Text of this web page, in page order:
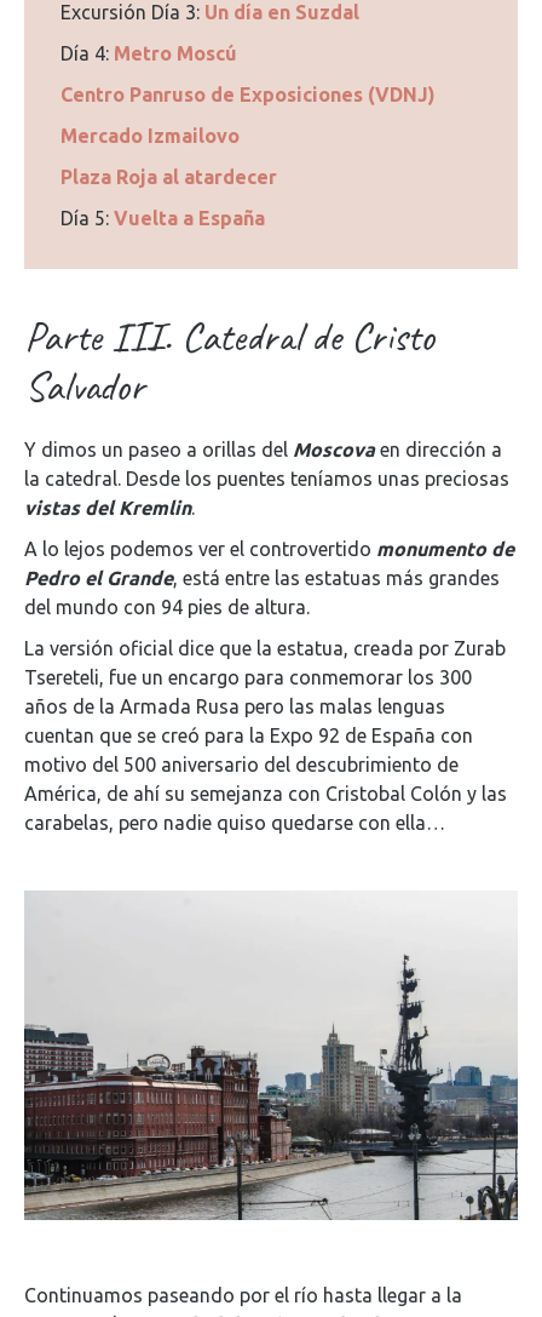
Excursión Día 3: Un día en Suzdal
Día 4: Metro Moscú
Centro Panruso de Exposiciones (VDNJ)
Mercado Izmailovo
Plaza Roja al atardecer
Día 5: Vuelta a España
Parte III. Catedral de Cristo
Salvador
Y dimos un paseo a orillas del Moscovaen dirección a
la catedral. Desde los puentes teníamos unas preciosas
vistas del Kremlin.
A lo lejos podemos ver el controvertido monumento de
Pedro el Grande, está entre las estatuas más grandes
del mundo con 94 pies de altura.
La versión oficial dice que la estatua, creada por Zurab
Tsereteli, fue un encargo para conmemorar los 300
años de la Armada Rusa pero las malas lenguas
cuentan que se creó para la Expo 92 de España con
motivo del 500 aniversario del descubrimiento de
América, de ahí su semejanza con Cristobal Colón y las
carabelas, pero nadie quiso quedarse con ella…
Continuamos paseando por el río hasta llegar a la